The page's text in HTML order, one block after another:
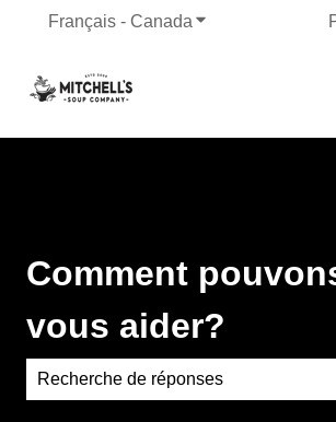
Français - Canada Afficher le sous-
Comment
vous aider?